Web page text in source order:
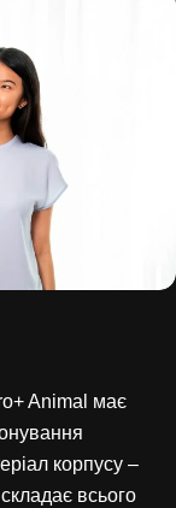
Animal має
корпусу –
всього